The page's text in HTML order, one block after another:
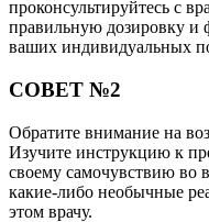
проконсультируйтесь с
правильную дозировку и
ваших индивидуальных
СОВЕТ №2
Обратите внимание на
Изучите инструкцию к
своему самочувствию во
какие-либо необычные
этом врачу.